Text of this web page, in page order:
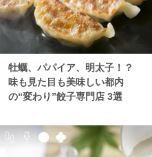
牡蠣、パパイア、明太子！？
味も見た目も美味しい都内
の“変わり”餃子専門店 3選